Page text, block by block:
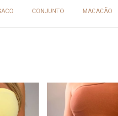
CONJUNTO MACACÃO